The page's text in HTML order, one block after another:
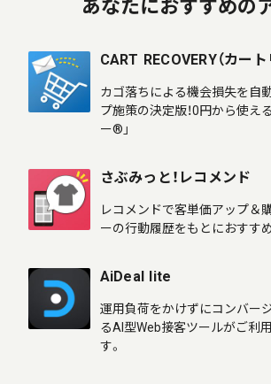
あなたにおすすめの
CART RECOVERY（カート
カゴ落ちによる機会損失を自
プ施策の決定版！0円から使え
ー®」
さぶみっと！レコメンド
レコメンドで客単価アップ＆
ーの行動履歴をもとにおすす
AiDeal lite
運用負荷をかけずにコンバー
るAI型Web接客ツールがご利
す。